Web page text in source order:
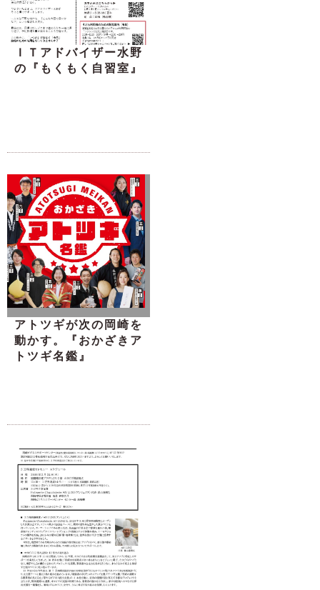
ＩＴアドバイザー水野
の『もくもく自習室』
アトツギが次の岡崎を
動かす。『おかざきア
トツギ名鑑』